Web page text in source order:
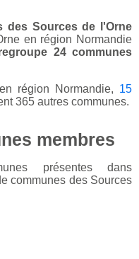
des Sources de l'Orne
en région Normandie
24 communes
région Normandie, 15
365 autres communes.
membres
présentes dans
communes des Sources